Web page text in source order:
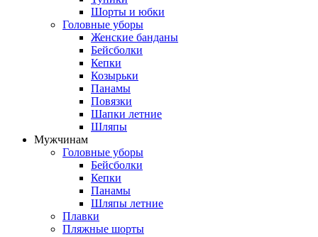
Шорты и юбки
Головные уборы
Женские банданы
Бейсболки
Кепки
Козырьки
Панамы
Повязки
Шапки летние
Шляпы
Мужчинам
Головные уборы
Бейсболки
Кепки
Панамы
Шляпы летние
Плавки
Пляжные шорты